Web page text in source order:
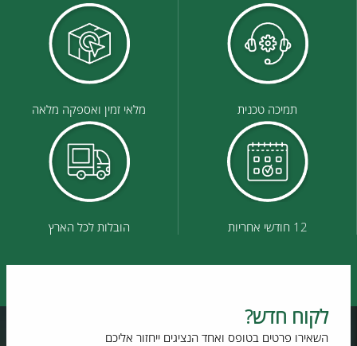
תמיכה טכנית מלאי זמין ואספקה מלאה
12 חודשי אחריות הובלות לכל הארץ
לקוח חדש?
השאירו פרטים בטופס ואחד הנציגים ייחזור אליכם